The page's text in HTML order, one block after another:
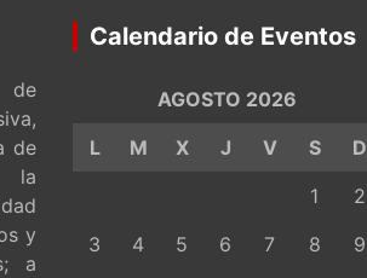
de
de
la
y
a
Calendario de Eventos
AGOSTO 2026
L
M X J V S
D
1
2
3
4 5 6 7 8
9